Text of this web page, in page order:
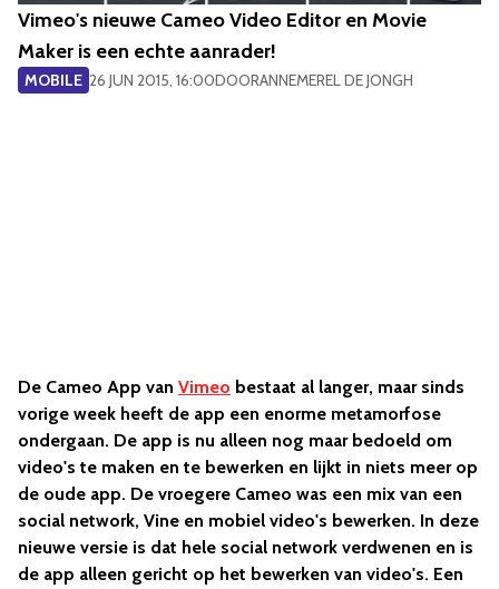
Vimeo's nieuwe Cameo Video Editor en Movie
Maker is een echte aanrader!
MOBILE 26 JUN 2015, 16:00DOORANNEMEREL DE JONGH
De Cameo App van Vimeo bestaat al langer, maar sinds
vorige week heeft de app een enorme metamorfose
ondergaan. De app is nu alleen nog maar bedoeld om
video's te maken en te bewerken en lijkt in niets meer op
de oude app. De vroegere Cameo was een mix van een
social network, Vine en mobiel video's bewerken. In deze
nieuwe versie is dat hele social network verdwenen en is
de app alleen gericht op het bewerken van video's. Een